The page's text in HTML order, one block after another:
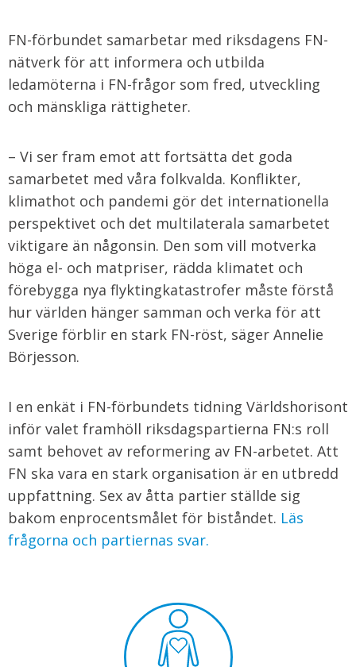
FN-förbundet samarbetar med riksdagens FN-
nätverk för att informera och utbilda
ledamöterna i FN-frågor som fred, utveckling
och mänskliga rättigheter.
– Vi ser fram emot att fortsätta det goda
samarbetet med våra folkvalda. Konflikter,
klimathot och pandemi gör det internationella
perspektivet och det multilaterala samarbetet
viktigare än någonsin. Den som vill motverka
höga el- och matpriser, rädda klimatet och
förebygga nya flyktingkatastrofer måste förstå
hur världen hänger samman och verka för att
Sverige förblir en stark FN-röst, säger Annelie
Börjesson.
I en enkät i FN-förbundets tidning Världshorisont
inför valet framhöll riksdagspartierna FN:s roll
samt behovet av reformering av FN-arbetet. Att
FN ska vara en stark organisation är en utbredd
uppfattning. Sex av åtta partier ställde sig
bakom enprocentsmålet för biståndet. Läs
frågorna och partiernas svar.